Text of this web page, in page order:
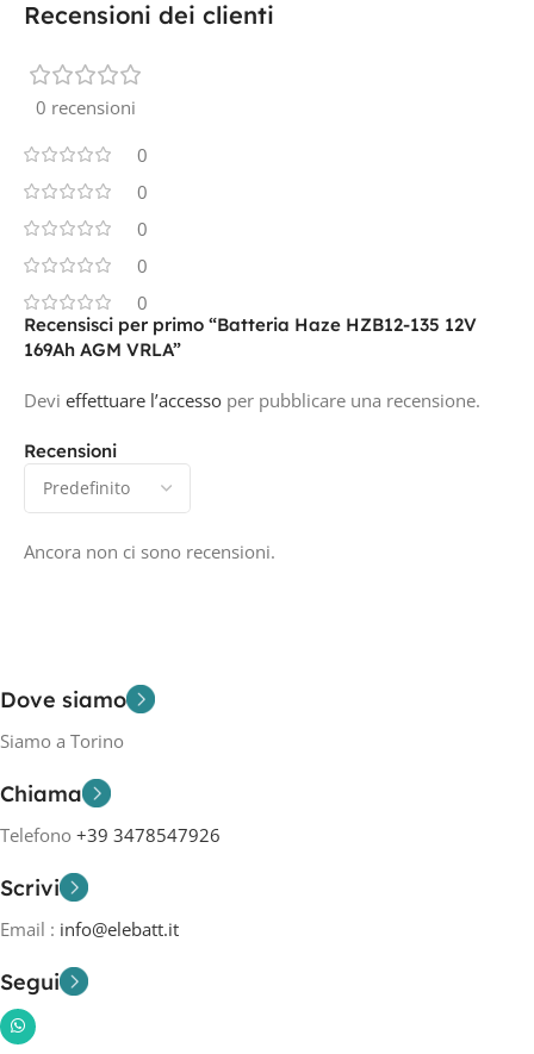
Recensioni dei clienti
0 recensioni
0
0
0
0
0
Recensioni
Ancora non ci sono recensioni.
Recensisci per primo “Batteria Haze HZB12-135 12V
169Ah AGM VRLA”
Devi effettuare l’accesso per pubblicare una recensione.
Dove siamo
Siamo a Torino
Chiama
Telefono +39 3478547926
Scrivi
Email : info@elebatt.it
Segui